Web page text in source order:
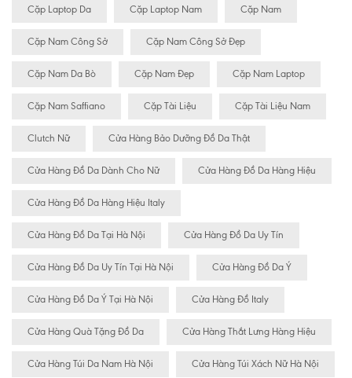
Cặp Laptop Da Cặp Laptop Nam Cặp Nam
Cặp Nam Công Sở Cặp Nam Công Sở Đẹp
Cặp Nam Da Bò Cặp Nam Đẹp Cặp Nam Laptop
Cặp Nam Saffiano Cặp Tài Liệu Cặp Tài Liệu Nam
Clutch Nữ Cửa Hàng Bảo Dưỡng Đồ Da Thật
Cửa Hàng Đồ Da Dành Cho Nữ Cửa Hàng Đồ Da Hàng Hiệu
Cửa Hàng Đồ Da Hàng Hiệu Italy
Cửa Hàng Đồ Da Tại Hà Nội Cửa Hàng Đồ Da Uy Tín
Cửa Hàng Đồ Da Uy Tín Tại Hà Nội Cửa Hàng Đồ Da Ý
Cửa Hàng Đồ Da Ý Tại Hà Nội Cửa Hàng Đồ Italy
Cửa Hàng Quà Tặng Đồ Da Cửa Hàng Thắt Lưng Hàng Hiệu
Cửa Hàng Túi Da Nam Hà Nội Cửa Hàng Túi Xách Nữ Hà Nội